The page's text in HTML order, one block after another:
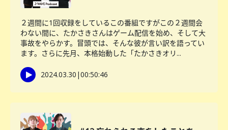
２週間に1回収録をしているこの番組ですがこの２週間会
わない間に、たかさきさんはゲーム配信を始め、そして大
事故をやらかす。冒頭では、そんな彼が言い訳を語ってい
ます。さらに先月、本格始動した「たかさきオリ...
2024.03.30 |00:50:46